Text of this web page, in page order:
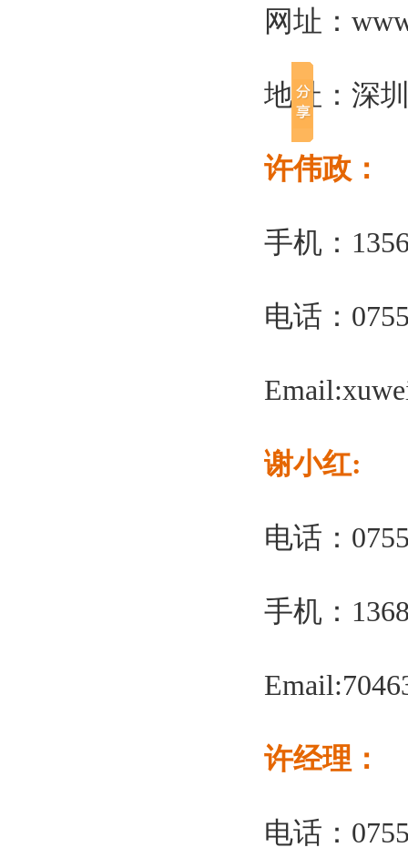
网址：
地址：深
许伟政：
手机：
电话：
谢小红:
电话：
手机：
许经理：
电话：